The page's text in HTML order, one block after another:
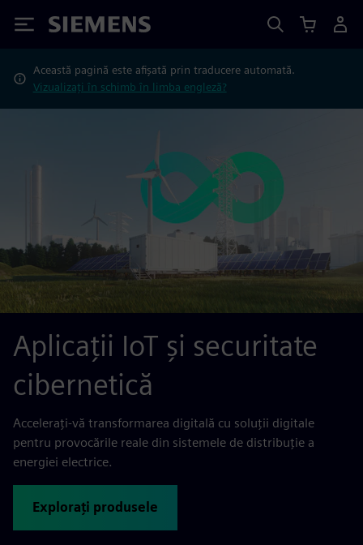
Siemens
Această pagină este afișată prin traducere automată.
Vizualizați în schimb în limba engleză?
Aplicații IoT și securitate
cibernetică
Accelerați-vă transformarea digitală cu soluții digitale
pentru provocările reale din sistemele de distribuție a
energiei electrice.
Explorați produsele